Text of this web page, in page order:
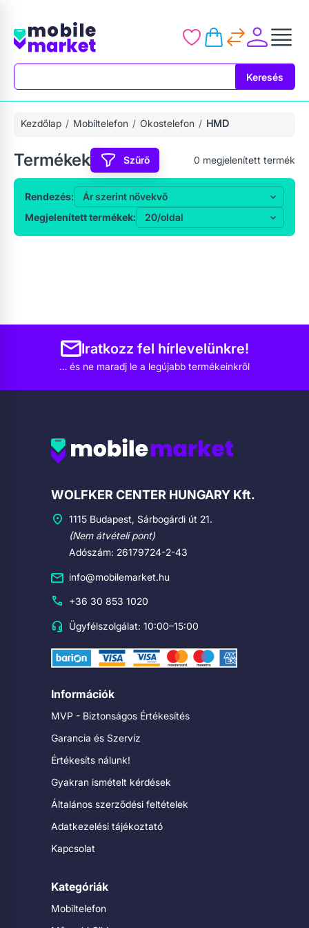
Keresés
Kezdőlap Mobiltelefon Okostelefon HMD
Termékek Szűrő 0 megjelenített termék
Rendezés:
Megjelenített termékek:
Iratkozz fel hírlevelünkre!
… és ne maradj le a legújabb termékeinkről
Cégadatok
WOLFKER CENTER HUNGARY Kft.
1115 Budapest, Sárbogárdi út 21.
(Nem átvételi pont)
Adószám: 26179724-2-43
info@mobilemarket.hu
+36 30 853 1020
Ügyfélszolgálat: 10:00–15:00
Információk
MVP - Biztonságos Értékesítés
Garancia és Szervíz
Értékesíts nálunk!
Gyakran ismételt kérdések
Általános szerződési feltételek
Adatkezelési tájékoztató
Kapcsolat
Kategóriák
Mobiltelefon